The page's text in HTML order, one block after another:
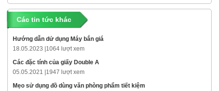
Các tin tức khác
Hướng dẫn dử dụng Máy bắn giá
18.05.2023 | 1064 lượt xem
Các đặc tính của giấy Double A
05.05.2021 | 1947 lượt xem
Mẹo sử dụng đồ dùng văn phòng phẩm tiết kiệm